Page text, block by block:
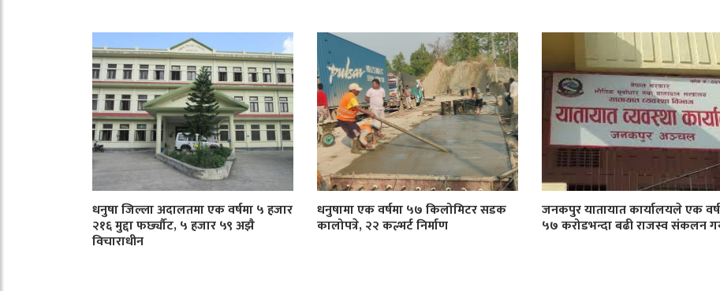
धनुषा जिल्ला अदालतमा एक वर्षमा ५ हजार
२१६ मुद्दा फर्छ्यौट, ५ हजार ५९ अझै
विचाराधीन
धनुषामा एक वर्षमा ५७ किलोमिटर सडक
कालोपत्रे, २२ कल्भर्ट निर्माण
जनकपुर यातायात कार्यालयले एक
५७ करोडभन्दा बढी राजस्व संकलन